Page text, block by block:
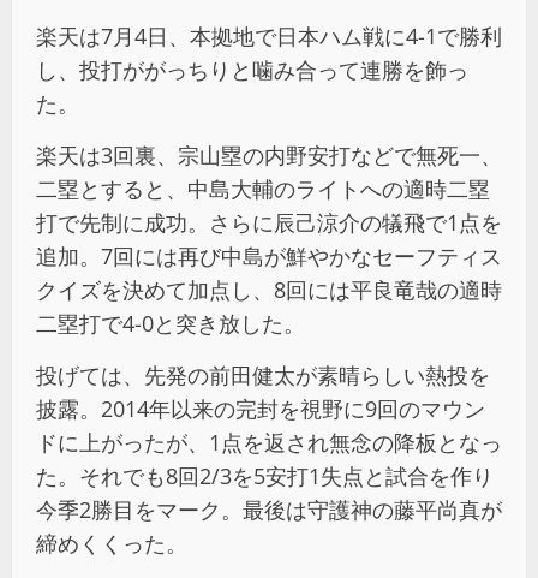
楽天は7月4日、本拠地で日本ハム戦に4-1で勝利
し、投打ががっちりと噛み合って連勝を飾っ
た。
楽天は3回裏、宗山塁の内野安打などで無死一、
二塁とすると、中島大輔のライトへの適時二塁
打で先制に成功。さらに辰己涼介の犠飛で1点を
追加。7回には再び中島が鮮やかなセーフティス
クイズを決めて加点し、8回には平良竜哉の適時
二塁打で4-0と突き放した。
投げては、先発の前田健太が素晴らしい熱投を
披露。2014年以来の完封を視野に9回のマウン
ドに上がったが、1点を返され無念の降板となっ
た。それでも8回2/3を5安打1失点と試合を作り
今季2勝目をマーク。最後は守護神の藤平尚真が
締めくくった。